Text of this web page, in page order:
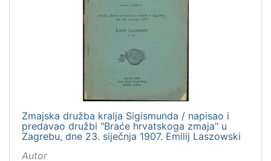
Zmajska družba kralja Sigismunda / napisao i
predavao družbi "Braće hrvatskoga zmaja" u
Zagrebu, dne 23. siječnja 1907. Emilij Laszowski
Autor